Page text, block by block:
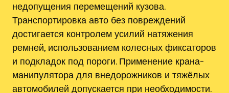
недопущения перемещений кузова.
Транспортировка авто без повреждений
достигается контролем усилий натяжения
ремней, использованием колесных фиксаторов
и подкладок под пороги. Применение крана-
манипулятора для внедорожников и тяжёлых
автомобилей допускается при необходимости.